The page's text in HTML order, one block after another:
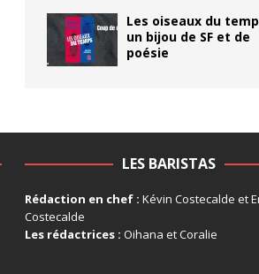
Les oiseaux du
un bijou de SF et de
poésie
LES BARISTAS
Rédaction en chef : Kévin Costecalde et
Costecalde
Les rédactrices : Oihana et Coralie